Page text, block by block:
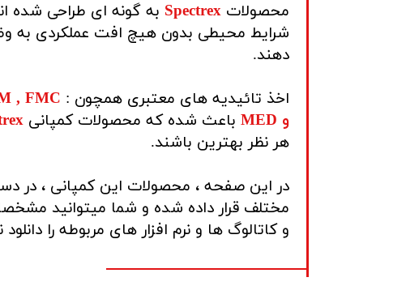
محصولات Spectrex به گونه ای طراحی شده
شرایط محیطی بدون هیچ افت عملکردی به
دهند.
اخذ تائیدیه های معتبری همچون : , FMC
و MED
باعث شده که محصولات کمپانی
هر نظر بهترین باشند.
در این صفحه ، محصولات این کمپانی ، در
مختلف قرار داده شده و شما میتوانید
و کاتالوگ ها و نرم افزار های مربوطه را دانلود